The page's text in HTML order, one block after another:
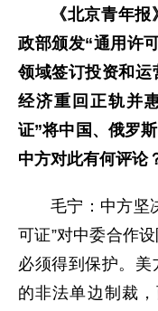
《北京青年
政部颁发“通用许
领域签订投资和
经济重回正轨并
证”将中国、俄罗
中方对此有何评论
毛宁：中方坚
可证”对中委合作
必须得到保护。
的非法单边制裁